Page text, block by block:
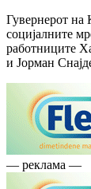
Гувернерот на
социјалните
работниците
и Јорман
— реклама —